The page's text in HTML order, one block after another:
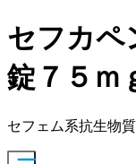
セフカペ
錠７５ｍ
セフェム系抗生物質